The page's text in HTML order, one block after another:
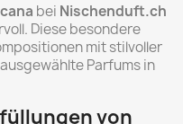
bei Nischenduft.ch
Diese besondere
mit stilvoller
Parfums in
von